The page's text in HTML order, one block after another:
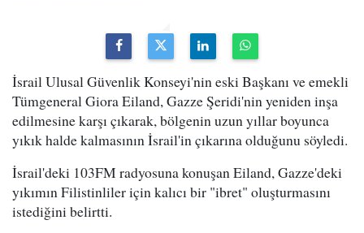
İsrail Ulusal Güvenlik Konseyi'nin eski Başkanı ve emekli
Tümgeneral Giora Eiland, Gazze Şeridi'nin yeniden inşa
edilmesine karşı çıkarak, bölgenin uzun yıllar boyunca
yıkık halde kalmasının İsrail'in çıkarına olduğunu söyledi.
İsrail'deki 103FM radyosuna konuşan Eiland, Gazze'deki
yıkımın Filistinliler için kalıcı bir "ibret" oluşturmasını
istediğini belirtti.